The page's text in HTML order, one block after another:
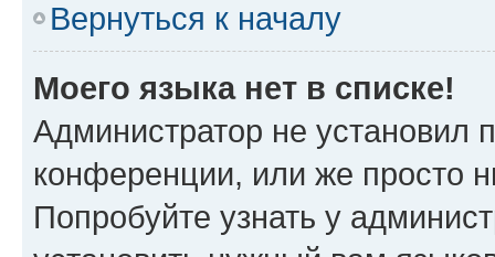
Вернуться к началу
Моего языка нет в списке!
Администратор не установил
конференции, или же просто
Попробуйте узнать у